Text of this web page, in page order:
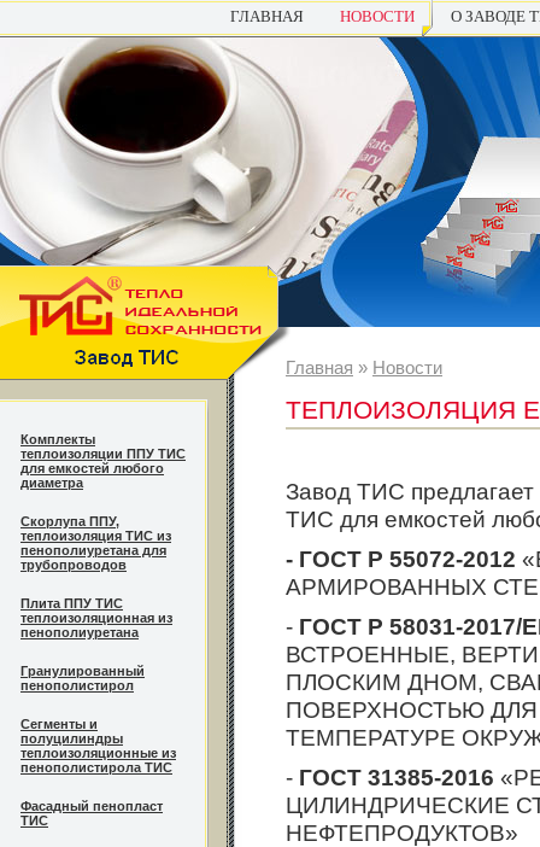
ГЛАВНАЯ НОВОСТИ О ЗАВОДЕ
Комплекты
теплоизоляции ППУ ТИС
для емкостей любого
диаметра
Cкорлупа ППУ,
теплоизоляция ТИС из
пенополиуретана для
трубопроводов
Плита ППУ ТИС
теплоизоляционная из
пенополиуретана
Гранулированный
пенополистирол
Сегменты и
полуцилиндры
теплоизоляционные из
пенополистирола ТИС
Фасадный пенопласт
ТИС
Главная » Новости
ТЕПЛОИЗОЛЯЦИЯ
Завод ТИС
ТИС для емкостей
- ГОСТ Р 55072-2012
АРМИРОВАННЫХ
- ГОСТ Р 58031-2017/
ВСТРОЕННЫЕ,
ПЛОСКИМ ДНОМ,
ПОВЕРХНОСТЬЮ
ТЕМПЕРАТУРЕ
- ГОСТ 31385-2016
ЦИЛИНДРИЧЕСКИЕ
НЕФТЕПРОДУКТОВ»